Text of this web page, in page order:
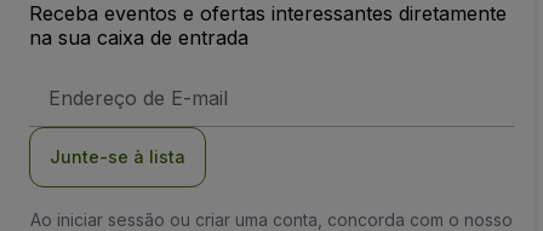
Receba eventos e ofertas interessantes diretamente
na sua caixa de entrada
de
Junte-se à lista
Ao iniciar sessão ou criar uma conta, concorda com o nosso